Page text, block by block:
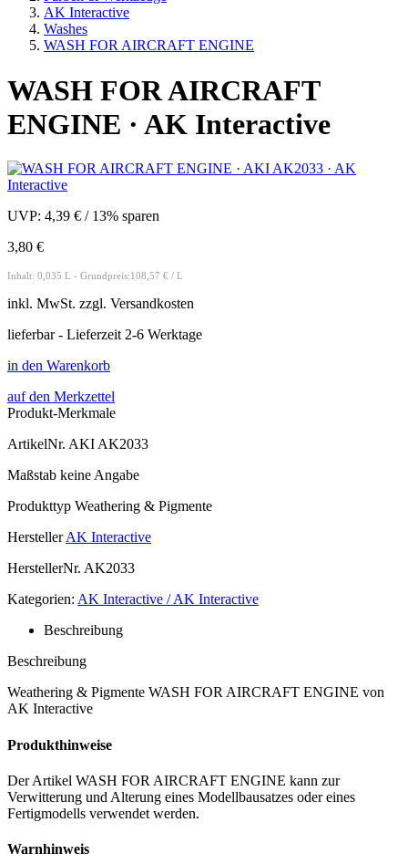
AK Interactive
Washes
WASH FOR AIRCRAFT ENGINE
WASH FOR AIRCRAFT
ENGINE · AK Interactive
UVP: 4,39 € / 13% sparen
3,80 €
Inhalt: 0,035 L - Grundpreis:108,57 € / L
inkl. MwSt. zzgl. Versandkosten
lieferbar - Lieferzeit 2-6 Werktage
in den Warenkorb
auf den Merkzettel
Produkt-Merkmale
ArtikelNr. AKI AK2033
Maßstab keine Angabe
Produkttyp Weathering & Pigmente
Hersteller AK Interactive
HerstellerNr. AK2033
Kategorien: AK Interactive / AK Interactive
Beschreibung
Beschreibung
Weathering & Pigmente WASH FOR AIRCRAFT ENGINE von
AK Interactive
Produkthinweise
Der Artikel WASH FOR AIRCRAFT ENGINE kann zur
Verwitterung und Alterung eines Modellbausatzes oder eines
Fertigmodells verwendet werden.
Warnhinweis